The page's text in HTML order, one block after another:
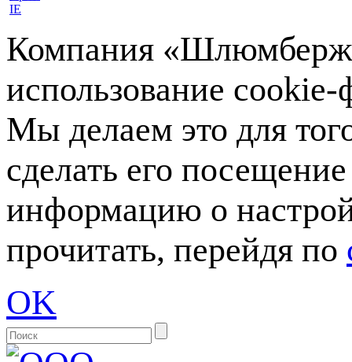
IE
Компания
использование
Мы делаем это для
сделать его
информацию о
прочитать, перейдя по
OK